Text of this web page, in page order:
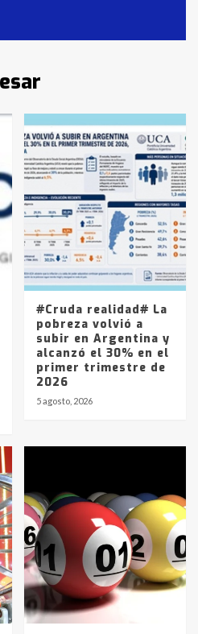
los adolescentes
que fueron
del lunes
Ruta 5: falleció un
Lauquen
de los combustibles en
desde YPF hasta Axion
1338 pesos
#Cruda realidad# La
pobreza volvió a
subir en Argentina y
alcanzó el 30% en el
primer trimestre de
2026
5 agosto, 2026